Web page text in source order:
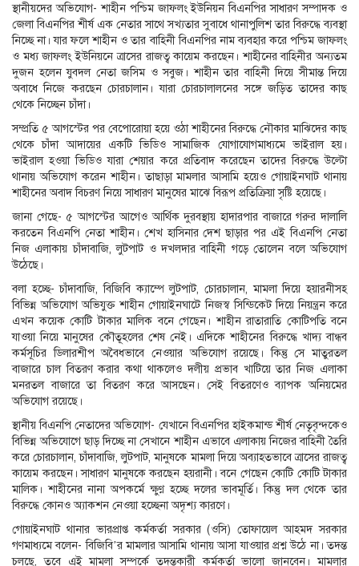
স্থানীয়দের অভিযোগ- শাহীন পশ্চিম জাফলং ইউনিয়ন বিএনপির সাধারণ সম্পাদক ও
জেলা বিএনপির শীর্ষ এক নেতার সাথে সখ্যতার সুবাধে থানাপুলিশ তার বিরুদ্ধে ব্যবস্থা
নিচ্ছে না। যার ফলে শাহীন ও তার বাহিনী বিএনপির নাম ব্যবহার করে পশ্চিম জাফলং
ও মধ্য জাফলং ইউনিয়নে ত্রাসের রাজত্ব কায়েম করছেন। শাহীনের বাহিনীর অন্যতম
দুজন হলেন যুবদল নেতা জসিম ও সবুজ। শাহীন তার বাহিনী দিয়ে সীমান্ত দিয়ে
অবাধে নিজে করছেন চোরচালান। যারা চোরচালালনের সঙ্গে জড়িত তাদের কাছ
থেকে নিচ্ছেন চাঁদা।
সম্প্রতি ৫ আগস্টের পর বেপোরোয়া হয়ে ওঠা শাহীনের বিরুদ্ধে নৌকার মাঝিদের কাছ
থেকে চাঁদা আদায়ের একটি ভিডিও সামাজিক যোগাযোগমাধ্যমে ভাইরাল হয়।
ভাইরাল হওয়া ভিডিও যারা শেয়ার করে প্রতিবাদ করেছেন তাদের বিরুদ্ধে উল্টো
থানায় অভিযোগ করেন শাহীন। তাছাড়া মামলার আসামি হয়েও গোয়াইনঘাট থানায়
শাহীনের অবাদ বিচরণ নিয়ে সাধারণ মানুষের মাঝে বিরূপ প্রতিক্রিয়া সৃষ্টি হয়েছে।
জানা গেছে- ৫ আগস্টের আগেও আর্থিক দুরবস্থায় হাদারপার বাজারে গরুর দালালি
করতেন বিএনপি নেতা শাহীন। শেখ হাসিনার দেশ ছাড়ার পর এই বিএনপি নেতা
নিজ এলাকায় চাঁদাবাজি, লুটপাট ও দখলদার বাহিনী গড়ে তোলেন বলে অভিযোগ
উঠেছে।
বলা হচ্ছে- চাঁদাবাজি, বিজিবি ক্যাম্পে লুটপাট, চোরচালান, মামলা দিয়ে হয়ারনীসহ
বিভিন্ন অভিযোগ অভিযুক্ত শাহীন গোয়াইনঘাটে নিজস্ব সিন্ডিকেট দিয়ে নিয়ন্ত্রন করে
এখন কয়েক কোটি টাকার মালিক বনে গেছেন। শাহীন রাতারাতি কোটিপতি বনে
যাওয়া নিয়ে মানুষের কৌতূহলের শেষ নেই। এদিকে শাহীনের বিরুদ্ধে খাদ্য বান্ধব
কর্মসূচির ডিলারশীপ অবৈধভাবে নেওয়ার অভিযোগ রয়েছে। কিন্তু সে মাতুরতল
বাজারে চাল বিতরণ করার কথা থাকলেও দলীয় প্রভাব খাটিয়ে তার নিজ এলাকা
মনরতল বাজারে তা বিতরণ করে আসছেন। সেই বিতরণেও ব্যাপক অনিয়মের
অভিযোগ রয়েছে।
স্থানীয় বিএনপি নেতাদের অভিযোগ- যেখানে বিএনপির হাইকমান্ড শীর্ষ নেতৃবৃন্দকেও
বিভিন্ন অভিযোগে ছাড় দিচ্ছে না সেখানে শাহীন এভাবে এলাকায় নিজের বাহিনী তৈরি
করে চোরচালান, চাঁদাবাজি, লুটপাট, মানুষকে মামলা দিয়ে অব্যাহতভাবে ত্রাসের রাজত্ব
কায়েম করছেন। সাধারণ মানুষকে করছেন হয়রানী। বনে গেছেন কোটি কোটি টাকার
মালিক। শাহীনের নানা অপকর্মে ক্ষুণ্ণ হচ্ছে দলের ভাবমূর্তি। কিন্তু দল থেকে তার
বিরুদ্ধে কোনও অ্যাকশন নেওয়া হচ্ছেনা অদৃশ্য কারণে।
গোয়াইনঘাট থানার ভারপ্রাপ্ত কর্মকর্তা সরকার (ওসি) তোফায়েল আহমদ সরকার
গণমাধ্যমে বলেন- বিজিবি’র মামলার আসামি থানায় আসা যাওয়ার প্রশ্ন উঠে না। তদন্ত
চলছে, তবে এই মামলা সম্পর্কে তদন্তকারী কর্মকর্তা ভালো জানবেন। মামলার